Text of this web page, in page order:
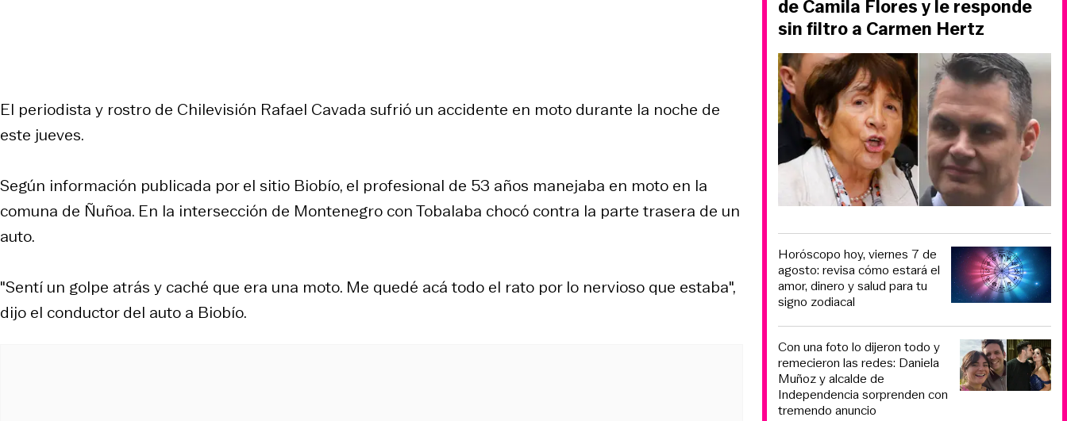
El periodista y rostro de Chilevisión Rafael Cavada sufrió un accidente en moto durante la noche de
este jueves.
Según información publicada por el sitio Biobío, el profesional de 53 años manejaba en moto en la
comuna de Ñuñoa. En la intersección de Montenegro con Tobalaba chocó contra la parte trasera de un
auto.
"Sentí un golpe atrás y caché que era una moto. Me quedé acá todo el rato por lo nervioso que estaba",
dijo el conductor del auto a Biobío.
de Camila Flores y le responde
sin filtro a Carmen Hertz
Horóscopo hoy, viernes 7 de
agosto: revisa cómo estará el
amor, dinero y salud para tu
signo zodiacal
Con una foto lo dijeron todo y
remecieron las redes: Daniela
Muñoz y alcalde de
Independencia sorprenden con
tremendo anuncio